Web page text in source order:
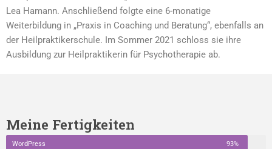
Lea Hamann. Anschließend folgte eine 6-monatige
Weiterbildung in „Praxis in Coaching und Beratung“, ebenfalls an
der Heilpraktikerschule. Im Sommer 2021 schloss sie ihre
Ausbildung zur Heilpraktikerin für Psychotherapie ab.
Meine Fertigkeiten
WordPress 93%